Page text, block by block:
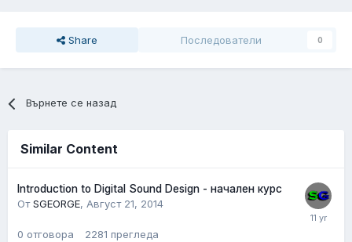
Share Последователи 0
Върнете се назад
Similar Content
Introduction to Digital Sound Design - начален курс
ОтSGEORGE, Август 21, 2014
0 отговора 2281 прегледа